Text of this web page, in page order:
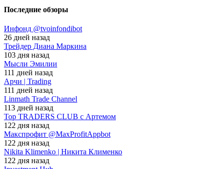
Последние обзоры
Инфонд @tvoinfondibot
26 дней назад
Трейдер Диана Маркина
103 дня назад
Мысли Эмилии
111 дней назад
Арчи | Trading
111 дней назад
Linmath Trade Channel
113 дней назад
Top TRADERS CLUB с Артемом
122 дня назад
Макспрофит @MaxProfitAppbot
122 дня назад
Nikita Klimenko | Никита Клименко
122 дня назад